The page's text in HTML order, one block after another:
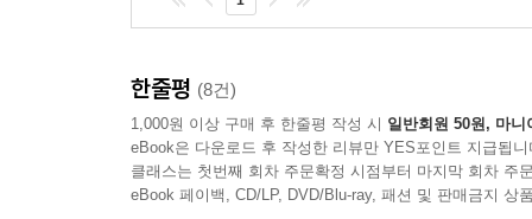
한줄평 (8건)
1,000원 이상 구매 후 한줄평 작성 시 일반회원 50원, 마니
eBook은 다운로드 후 작성한 리뷰만 YES포인트 지급됩니
클래스는 첫번째 회차 주문확정 시점부터 마지막 회차 주
eBook 페이백, CD/LP, DVD/Blu-ray, 패션 및 판매금지 상